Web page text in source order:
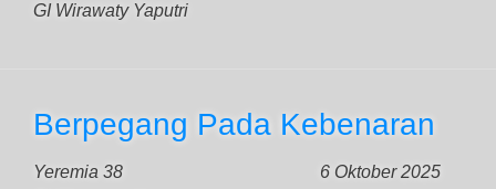
GI Wirawaty Yaputri
Berpegang Pada Kebenaran
Yeremia 38
6 Oktober 2025